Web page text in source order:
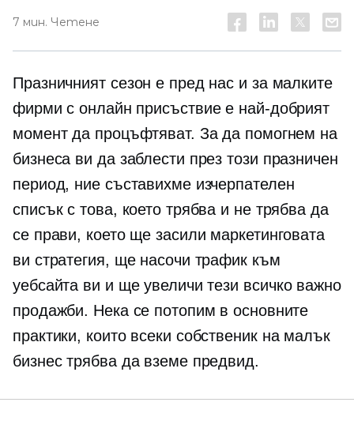
7 мин. Четене
Празничният сезон е пред нас и за малките
фирми с онлайн присъствие е най-добрият
момент да процъфтяват. За да помогнем на
бизнеса ви да заблести през този празничен
период, ние съставихме изчерпателен
списък с това, което трябва и не трябва да
се прави, което ще засили маркетинговата
ви стратегия, ще насочи трафик към
уебсайта ви и ще увеличи тези всичко важно
продажби. Нека се потопим в основните
практики, които всеки собственик на малък
бизнес трябва да вземе предвид.